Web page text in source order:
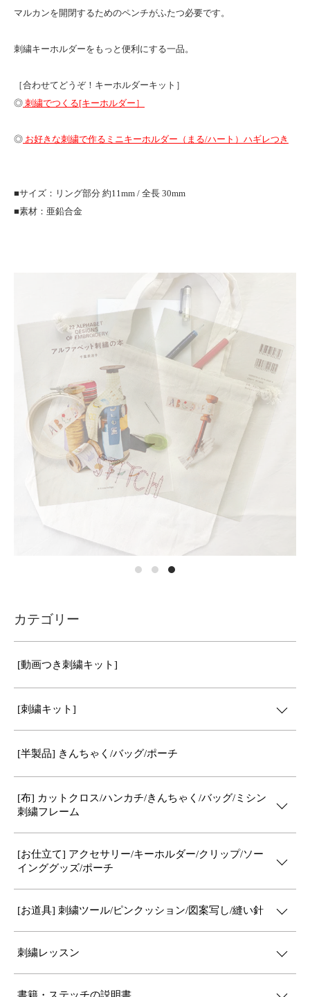
マルカンを開閉するためのペンチがふたつ必要です。
刺繍キーホルダーをもっと便利にする一品。
［合わせてどうぞ！キーホルダーキット］
◎ 刺繍でつくる[キーホルダー］
◎ お好きな刺繍で作るミニキーホルダー（まる/ハート）ハギレつき
■サイズ：リング部分 約11mm / 全長 30mm
■素材：亜鉛合金
カテゴリー
[動画つき刺繍キット]
[刺繍キット]
[半製品] きんちゃく/バッグ/ポーチ
[布] カットクロス/ハンカチ/きんちゃく/バッグ/ミシン
刺繍フレーム
[お仕立て] アクセサリー/キーホルダー/クリップ/ソー
インググッズ/ポーチ
[お道具] 刺繍ツール/ピンクッション/図案写し/縫い針
刺繍レッスン
書籍・ステッチの説明書